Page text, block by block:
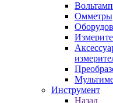
Омметры
Инструмент
Назад